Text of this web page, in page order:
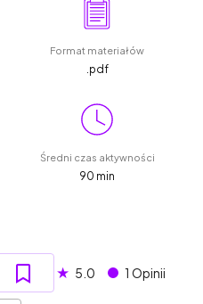
Format materiałów
.pdf
Średni czas aktywności
90 min
★ 5.0 1 Opinii